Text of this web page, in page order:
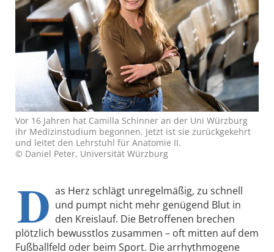
Vor 16 Jahren hat Camilla Schinner an der Uni Würzburg
ihr Medizinstudium begonnen. Jetzt ist sie zurückgekehrt
und leitet den Lehrstuhl für Anatomie II.
© Daniel Peter, Universität Würzburg
D as Herz schlägt unregelmäßig, zu schnell
und pumpt nicht mehr genügend Blut in
den Kreislauf. Die Betroffenen brechen
plötzlich bewusstlos zusammen – oft mitten auf dem
Fußballfeld oder beim Sport. Die arrhythmogene